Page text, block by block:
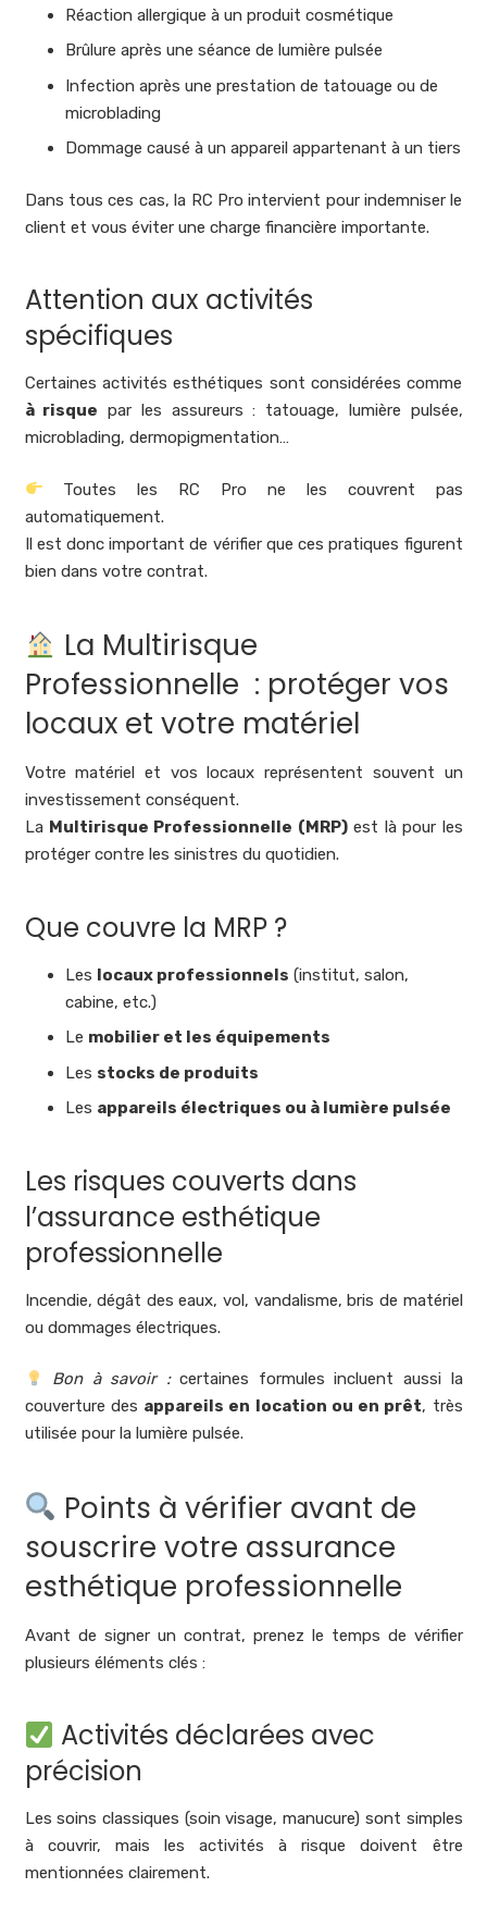
Réaction allergique à un produit cosmétique
Brûlure après une séance de lumière pulsée
Infection après une prestation de tatouage ou de
microblading
Dommage causé à un appareil appartenant à un tiers
Dans tous ces cas, la RC Pro intervient pour indemniser le
client et vous éviter une charge financière importante.
Attention aux activités
spécifiques
Certaines activités esthétiques sont considérées comme
à risque par les assureurs : tatouage, lumière pulsée,
microblading, dermopigmentation…
Toutes les RC Pro ne les couvrent pas
automatiquement.
Il est donc important de vérifier que ces pratiques figurent
bien dans votre contrat.
La Multirisque
Professionnelle : protéger vos
locaux et votre matériel
Votre matériel et vos locaux représentent souvent un
investissement conséquent.
La Multirisque Professionnelle (MRP)est là pour les
protéger contre les sinistres du quotidien.
Que couvre la MRP ?
Les locaux professionnels (institut, salon,
cabine, etc.)
Le mobilier et les équipements
Les stocks de produits
Les appareils électriques ou à lumière pulsée
Les risques couverts dans
l’assurance esthétique
professionnelle
Incendie, dégât des eaux, vol, vandalisme, bris de matériel
ou dommages électriques.
Bon à savoir :certaines formules incluent aussi la
couverture des appareils en location ou en prêt, très
utilisée pour la lumière pulsée.
Points à vérifier avant de
souscrire votre assurance
esthétique professionnelle
Avant de signer un contrat, prenez le temps de vérifier
plusieurs éléments clés :
Activités déclarées avec
précision
Les soins classiques (soin visage, manucure) sont simples
à couvrir, mais les activités à risque doivent être
mentionnées clairement.